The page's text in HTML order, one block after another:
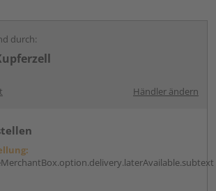
durch:
Händler ändern